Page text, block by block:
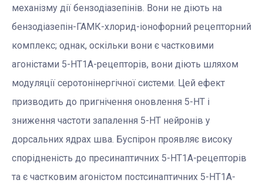
механізму дії бензодіазепінів. Вони не діють на
бензодіазепін-ГАМК-хлорид-іонофорний рецепторний
комплекс; однак, оскільки вони є частковими
агоністами 5-НТ1А-рецепторів, вони діють шляхом
модуляції серотонінергічної системи. Цей ефект
призводить до пригнічення оновлення 5-HT і
зниження частоти запалення 5-HT нейронів у
дорсальних ядрах шва. Буспірон проявляє високу
спорідненість до пресинаптичних 5-НТ1А-рецепторів
та є частковим агоністом постсинаптичних 5-НТ1А-